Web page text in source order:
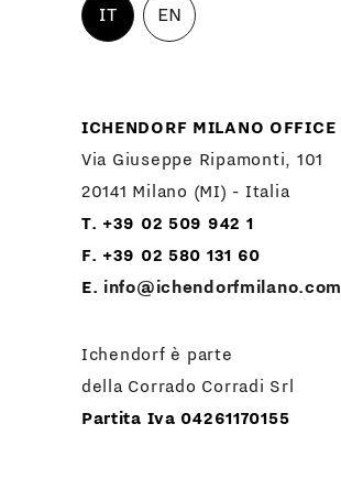
IT EN
ICHENDORF MILANO OFFICE
Via Giuseppe Ripamonti, 101
20141 Milano (MI) - Italia
T. +39 02 509 942 1
F. +39 02 580 131 60
E. info@ichendorfmilano.com
Ichendorf è parte
della Corrado Corradi Srl
Partita Iva 04261170155